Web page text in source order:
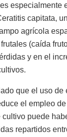
especialmente
capitata,
agrícola
(caída
y en el
que el uso de
el empleo
puede
repartidos